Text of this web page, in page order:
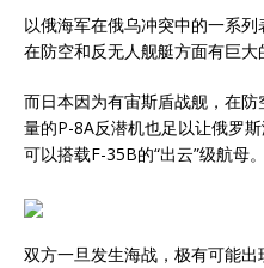
以俄海军在俄乌冲突中的一系
在防空和反无人舰艇方面有巨大
而日本因为有宙斯盾战舰，在
量的P-8A反潜机也足以让俄罗
可以搭载F-35B的“出云”级航母。
双方一旦发生海战，极有可能